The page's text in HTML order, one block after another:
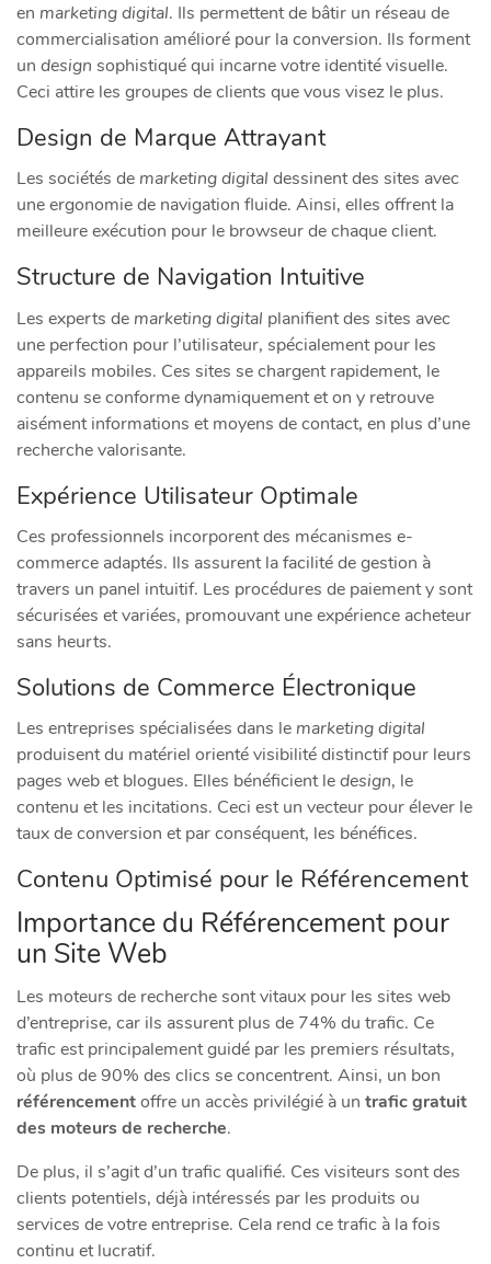
en marketing digital. Ils permettent de bâtir un réseau de
commercialisation amélioré pour la conversion. Ils forment
un design sophistiqué qui incarne votre identité visuelle.
Ceci attire les groupes de clients que vous visez le plus.
Design de Marque Attrayant
Les sociétés de marketing digital dessinent des sites avec
une ergonomie de navigation fluide. Ainsi, elles offrent la
meilleure exécution pour le browseur de chaque client.
Structure de Navigation Intuitive
Les experts de marketing digital planifient des sites avec
une perfection pour l’utilisateur, spécialement pour les
appareils mobiles. Ces sites se chargent rapidement, le
contenu se conforme dynamiquement et on y retrouve
aisément informations et moyens de contact, en plus d’une
recherche valorisante.
Expérience Utilisateur Optimale
Ces professionnels incorporent des mécanismes e-
commerce adaptés. Ils assurent la facilité de gestion à
travers un panel intuitif. Les procédures de paiement y sont
sécurisées et variées, promouvant une expérience acheteur
sans heurts.
Solutions de Commerce Électronique
Les entreprises spécialisées dans le marketing digital
produisent du matériel orienté visibilité distinctif pour leurs
pages web et blogues. Elles bénéficient ledesign, le
contenu et les incitations. Ceci est un vecteur pour élever le
taux de conversion et par conséquent, les bénéfices.
Contenu Optimisé pour le Référencement
Importance du Référencement pour
un Site Web
Les moteurs de recherche sont vitaux pour les sites web
d’entreprise, car ils assurent plus de 74% du trafic. Ce
trafic est principalement guidé par les premiers résultats,
où plus de 90% des clics se concentrent. Ainsi, un bon
référencementoffre un accès privilégié à un trafic gratuit
des moteurs de recherche.
De plus, il s’agit d’un trafic qualifié. Ces visiteurs sont des
clients potentiels, déjà intéressés par les produits ou
services de votre entreprise. Cela rend ce trafic à la fois
continu et lucratif.